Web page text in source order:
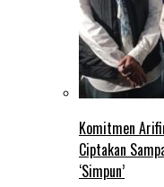
Komitmen
Ciptakan
‘Simpun’